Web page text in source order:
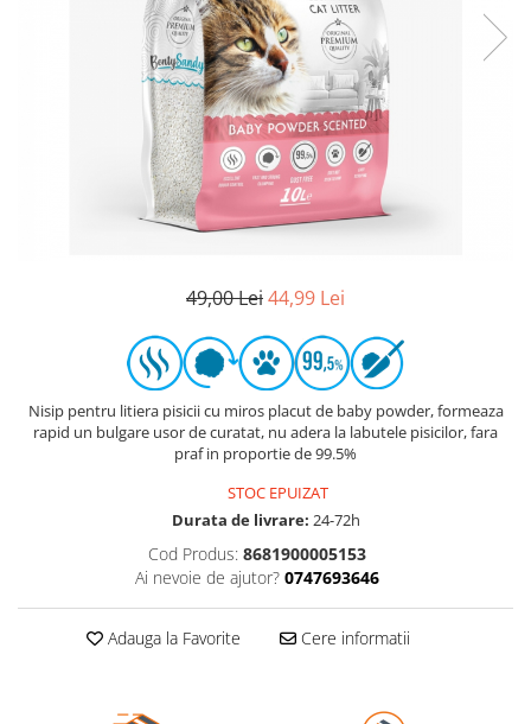
49,00 Lei44,99 Lei
Nisip pentru litiera pisicii cu miros placut de baby powder, formeaza
rapid un bulgare usor de curatat, nu adera la labutele pisicilor, fara
praf in proportie de 99.5%
STOC EPUIZAT
Durata de livrare: 24-72h
Cod Produs: 8681900005153
Ai nevoie de ajutor? 0747693646
Adauga la Favorite Cere informatii